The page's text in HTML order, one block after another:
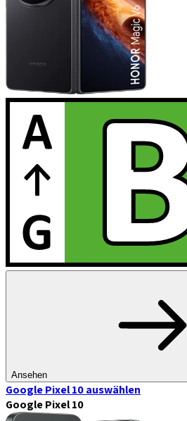
Ansehen
Google Pixel 10auswählen
Google Pixel 10